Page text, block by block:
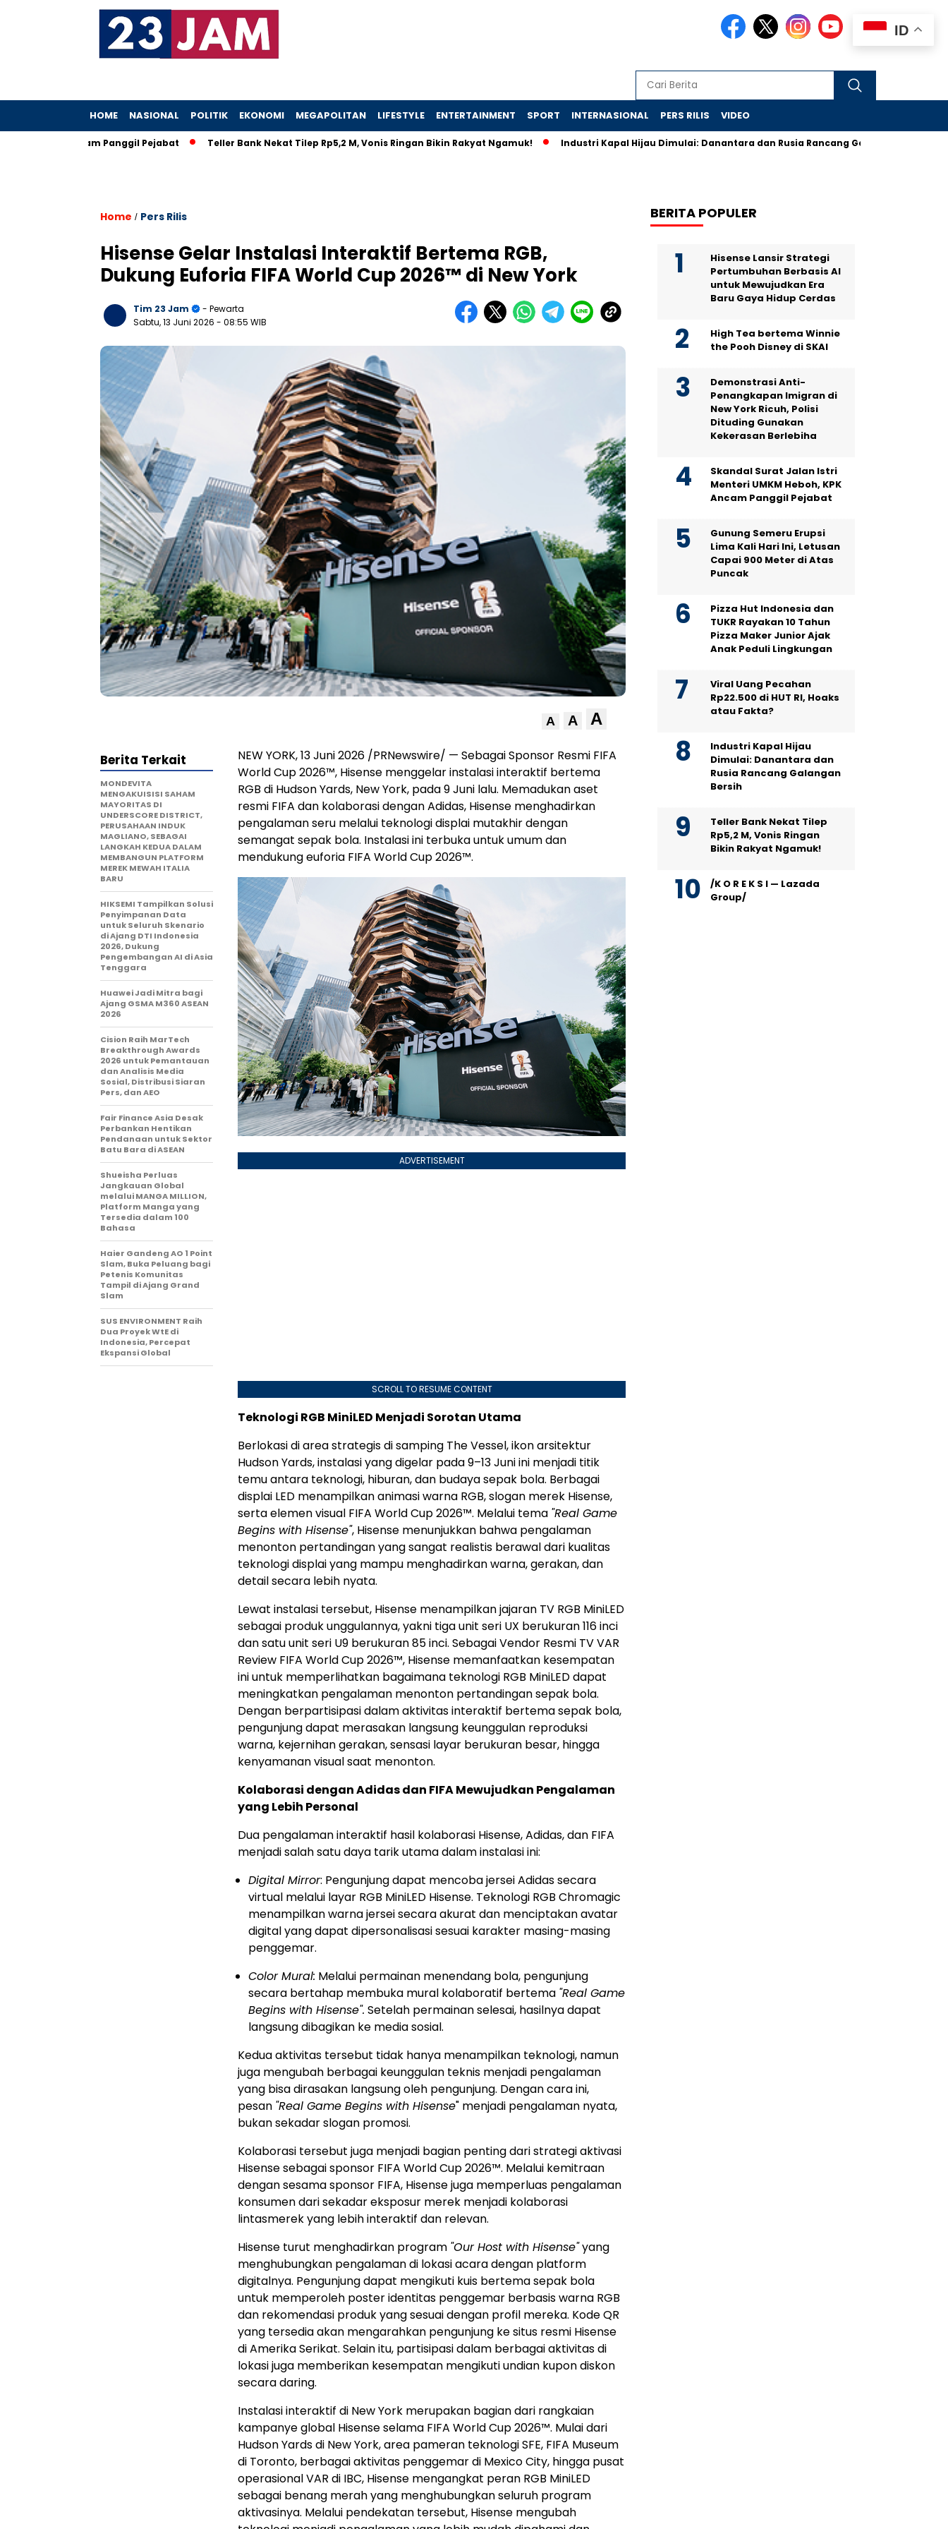
HOME NASIONAL POLITIK EKONOMI MEGAPOLITAN LIFESTYLE ENTERTAINMENT SPORT INTERNASIONAL PERS RILIS VIDEO
Ancam Panggil Pejabat Teller Bank Nekat Tilep Rp5,2 M, Vonis Ringan Bikin Rakyat Ngamuk! Industri Kapal Hijau Dimulai: Danantara dan Rusia Rancang Galangan Bersih
Home / Pers Rilis
Hisense Gelar Instalasi Interaktif Bertema RGB,
Dukung Euforia FIFA World Cup 2026™ di New York
Tim 23 Jam
- Pewarta
Sabtu, 13 Juni 2026 - 08:55 WIB
A A A
NEW YORK, 13 Juni 2026 /PRNewswire/ — Sebagai Sponsor Resmi FIFA
World Cup 2026™, Hisense menggelar instalasi interaktif bertema
RGB di Hudson Yards, New York, pada 9 Juni lalu. Memadukan aset
resmi FIFA dan kolaborasi dengan Adidas, Hisense menghadirkan
pengalaman seru melalui teknologi displai mutakhir dengan
semangat sepak bola. Instalasi ini terbuka untuk umum dan
mendukung euforia FIFA World Cup 2026™.
ADVERTISEMENT
SCROLL TO RESUME CONTENT
Teknologi RGB MiniLED Menjadi Sorotan Utama
Berlokasi di area strategis di samping The Vessel, ikon arsitektur
Hudson Yards, instalasi yang digelar pada 9–13 Juni ini menjadi titik
temu antara teknologi, hiburan, dan budaya sepak bola. Berbagai
displai LED menampilkan animasi warna RGB, slogan merek Hisense,
serta elemen visual FIFA World Cup 2026™. Melalui tema "Real Game
Begins with Hisense", Hisense menunjukkan bahwa pengalaman
menonton pertandingan yang sangat realistis berawal dari kualitas
teknologi displai yang mampu menghadirkan warna, gerakan, dan
detail secara lebih nyata.
Lewat instalasi tersebut, Hisense menampilkan jajaran TV RGB MiniLED
sebagai produk unggulannya, yakni tiga unit seri UX berukuran 116 inci
dan satu unit seri U9 berukuran 85 inci. Sebagai Vendor Resmi TV VAR
Review FIFA World Cup 2026™, Hisense memanfaatkan kesempatan
ini untuk memperlihatkan bagaimana teknologi RGB MiniLED dapat
meningkatkan pengalaman menonton pertandingan sepak bola.
Dengan berpartisipasi dalam aktivitas interaktif bertema sepak bola,
pengunjung dapat merasakan langsung keunggulan reproduksi
warna, kejernihan gerakan, sensasi layar berukuran besar, hingga
kenyamanan visual saat menonton.
Kolaborasi dengan Adidas dan FIFA Mewujudkan Pengalaman
yang Lebih Personal
Dua pengalaman interaktif hasil kolaborasi Hisense, Adidas, dan FIFA
menjadi salah satu daya tarik utama dalam instalasi ini:
Digital Mirror: Pengunjung dapat mencoba jersei Adidas secara
virtual melalui layar RGB MiniLED Hisense. Teknologi RGB Chromagic
menampilkan warna jersei secara akurat dan menciptakan avatar
digital yang dapat dipersonalisasi sesuai karakter masing-masing
penggemar.
Color Mural: Melalui permainan menendang bola, pengunjung
secara bertahap membuka mural kolaboratif bertema "Real Game
Begins with Hisense". Setelah permainan selesai, hasilnya dapat
langsung dibagikan ke media sosial.
Kedua aktivitas tersebut tidak hanya menampilkan teknologi, namun
juga mengubah berbagai keunggulan teknis menjadi pengalaman
yang bisa dirasakan langsung oleh pengunjung. Dengan cara ini,
pesan "Real Game Begins with Hisense" menjadi pengalaman nyata,
bukan sekadar slogan promosi.
Kolaborasi tersebut juga menjadi bagian penting dari strategi aktivasi
Hisense sebagai sponsor FIFA World Cup 2026™. Melalui kemitraan
dengan sesama sponsor FIFA, Hisense juga memperluas pengalaman
konsumen dari sekadar eksposur merek menjadi kolaborasi
lintasmerek yang lebih interaktif dan relevan.
Hisense turut menghadirkan program "Our Host with Hisense"yang
menghubungkan pengalaman di lokasi acara dengan platform
digitalnya. Pengunjung dapat mengikuti kuis bertema sepak bola
untuk memperoleh poster identitas penggemar berbasis warna RGB
dan rekomendasi produk yang sesuai dengan profil mereka. Kode QR
yang tersedia akan mengarahkan pengunjung ke situs resmi Hisense
di Amerika Serikat. Selain itu, partisipasi dalam berbagai aktivitas di
lokasi juga memberikan kesempatan mengikuti undian kupon diskon
secara daring.
Instalasi interaktif di New York merupakan bagian dari rangkaian
kampanye global Hisense selama FIFA World Cup 2026™. Mulai dari
Hudson Yards di New York, area pameran teknologi SFE, FIFA Museum
di Toronto, berbagai aktivitas penggemar di Mexico City, hingga pusat
operasional VAR di IBC, Hisense mengangkat peran RGB MiniLED
sebagai benang merah yang menghubungkan seluruh program
aktivasinya. Melalui pendekatan tersebut, Hisense mengubah
Berita Terkait
MONDEVITA
MENGAKUISISI SAHAM
MAYORITAS DI
UNDERSCORE DISTRICT,
PERUSAHAAN INDUK
MAGLIANO, SEBAGAI
LANGKAH KEDUA DALAM
MEMBANGUN PLATFORM
MEREK MEWAH ITALIA
BARU
HIKSEMI Tampilkan Solusi
Penyimpanan Data
untuk Seluruh Skenario
di Ajang DTI Indonesia
2026, Dukung
Pengembangan AI di Asia
Tenggara
Huawei Jadi Mitra bagi
Ajang GSMA M360 ASEAN
2026
Cision Raih MarTech
Breakthrough Awards
2026 untuk Pemantauan
dan Analisis Media
Sosial, Distribusi Siaran
Pers, dan AEO
Fair Finance Asia Desak
Perbankan Hentikan
Pendanaan untuk Sektor
Batu Bara di ASEAN
Shueisha Perluas
Jangkauan Global
melalui MANGA MILLION,
Platform Manga yang
Tersedia dalam 100
Bahasa
Haier Gandeng AO 1 Point
Slam, Buka Peluang bagi
Petenis Komunitas
Tampil di Ajang Grand
Slam
SUS ENVIRONMENT Raih
Dua Proyek WtE di
Indonesia, Percepat
Ekspansi Global
BERITA POPULER
Hisense Lansir Strategi
Pertumbuhan Berbasis AI
untuk Mewujudkan Era
Baru Gaya Hidup Cerdas
High Tea bertema Winnie
the Pooh Disney di SKAI
Demonstrasi Anti-
Penangkapan Imigran di
New York Ricuh, Polisi
Dituding Gunakan
Kekerasan Berlebiha
Skandal Surat Jalan Istri
Menteri UMKM Heboh, KPK
Ancam Panggil Pejabat
Gunung Semeru Erupsi
Lima Kali Hari Ini, Letusan
Capai 900 Meter di Atas
Puncak
Pizza Hut Indonesia dan
TUKR Rayakan 10 Tahun
Pizza Maker Junior Ajak
Anak Peduli Lingkungan
Viral Uang Pecahan
Rp22.500 di HUT RI, Hoaks
atau Fakta?
Industri Kapal Hijau
Dimulai: Danantara dan
Rusia Rancang Galangan
Bersih
Teller Bank Nekat Tilep
Rp5,2 M, Vonis Ringan
Bikin Rakyat Ngamuk!
/K O R E K S I — Lazada
Group/
ID